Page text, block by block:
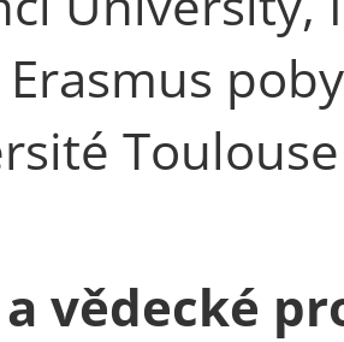
Erasmus
Toulouse
vědecké